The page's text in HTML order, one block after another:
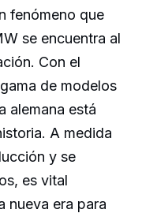
fenómeno que
se encuentra al
Con el
de modelos
alemana está
A medida
y se
es vital
nueva era para